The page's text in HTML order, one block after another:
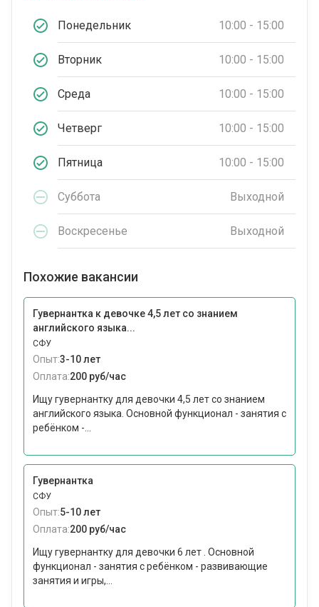
Понедельник 10:00 - 15:00
Вторник 10:00 - 15:00
Среда 10:00 - 15:00
Четверг 10:00 - 15:00
Пятница 10:00 - 15:00
Суббота Выходной
Воскресенье Выходной
Похожие вакансии
Гувернантка к девочке 4,5 лет со знанием
английского языка...
СФУ
Опыт:3-10 лет
Оплата:200 руб/час
Ищу гувернантку для девочки 4,5 лет со знанием
английского языка. Основной функционал - занятия с
ребёнком -...
Гувернантка
СФУ
Опыт:5-10 лет
Оплата:200 руб/час
Ищу гувернантку для девочки 6 лет . Основной
функционал - занятия с ребёнком - развивающие
занятия и игры,...